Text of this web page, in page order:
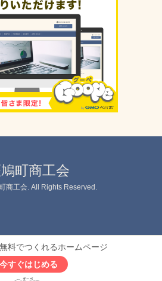
町商工会
商工会. All Rights Reserved.
料でつくれるホームページ
今すぐはじめる